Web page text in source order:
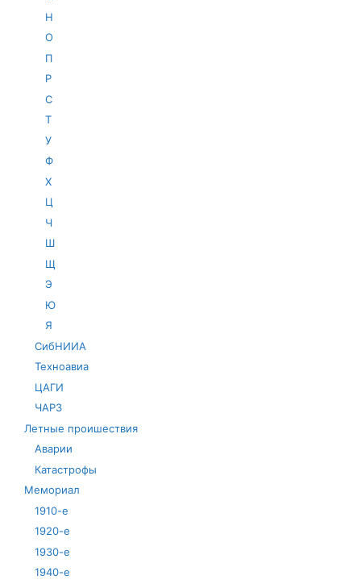
Н
О
П
Р
С
Т
У
Ф
Х
Ц
Ч
Ш
Щ
Э
Ю
Я
СибНИИА
Техноавиа
ЦАГИ
ЧАРЗ
Летные проишествия
Аварии
Катастрофы
Мемориал
1910-е
1920-е
1930-е
1940-е